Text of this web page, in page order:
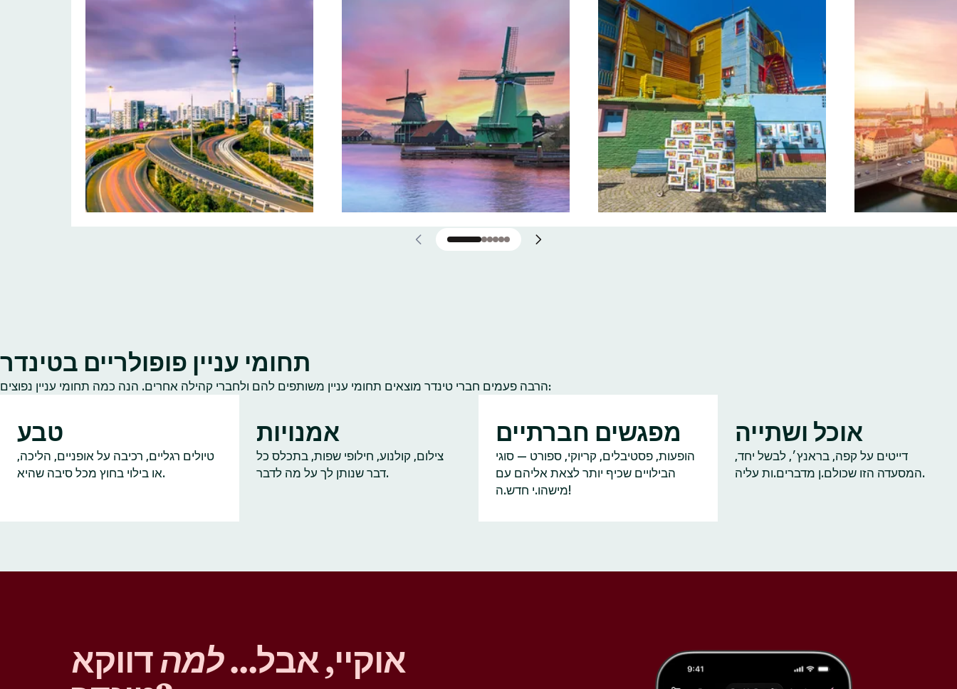
תחומי עניין פופולריים בטינדר
הרבה פעמים חברי טינדר מוצאים תחומי עניין משותפים להם ולחברי קהילה אחרים. הנה כמה תחומי עניין נפוצים:
טבע
טיולים רגליים, רכיבה על אופניים, הליכה,
או בילוי בחוץ מכל סיבה שהיא.
אמנויות
צילום, קולנוע, חילופי שפות, בתכלס כל
דבר שנותן לך על מה לדבר.
מפגשים חברתיים
הופעות, פסטיבלים, קריוקי, ספורט — סוגי
הבילויים שכיף יותר לצאת אליהם עם
מישהו.י חדש.ה!
אוכל ושתייה
דייטים על קפה, בראנץ׳, לבשל יחד,
המסעדה הזו שכולם.ן מדברים.ות עליה.
אוקיי, אבל…למהדווקא